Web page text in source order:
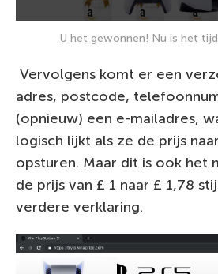
U het gewonnen! Nu is het
Vervolgens komt er een
adres, postcode,
(opnieuw) een e-mailadres,
logisch lijkt als ze de prijs
opsturen. Maar dit is ook het
de prijs van £ 1 naar £ 1,78
verdere verklaring.